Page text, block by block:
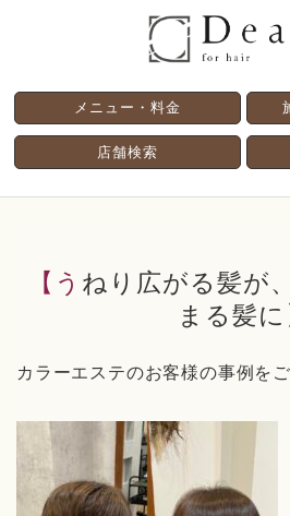
メニュー・料金
店舗検索
【うねり広がる髪が、サラサラまと
まる髪に
カラーエステのお客様の事例を